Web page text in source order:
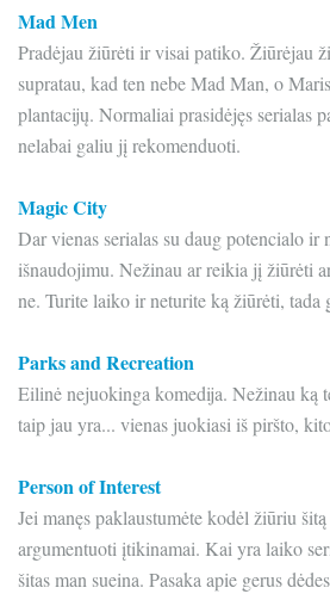
Mad Men
Pradėjau žiūrėti ir visai patiko. Žiūrėjau
supratau, kad ten nebe Mad Man, o
plantacijų. Normaliai prasidėjęs serialas
nelabai galiu jį rekomenduoti.
Magic City
Dar vienas serialas su daug potencialo ir
išnaudojimu. Nežinau ar reikia jį žiūrėti
ne. Turite laiko ir neturite ką žiūrėti,
Parks and Recreation
Eilinė nejuokinga komedija. Nežinau ką
taip jau yra... vienas juokiasi iš piršto,
Person of Interest
Jei manęs paklaustumėte kodėl žiūriu
argumentuoti įtikinamai. Kai yra laiko
šitas man sueina. Pasaka apie gerus